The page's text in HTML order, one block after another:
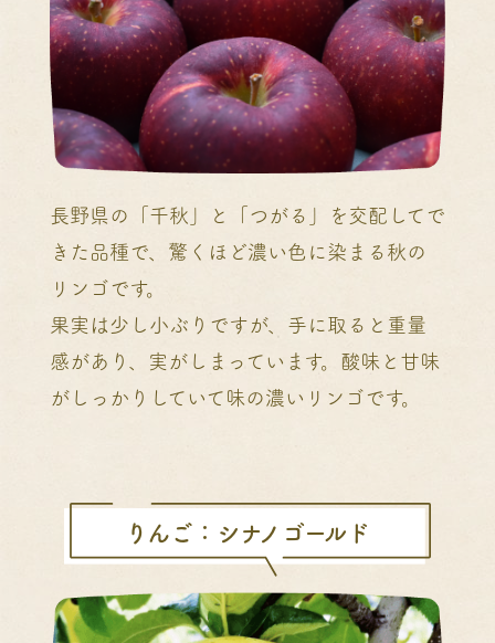
長野県の「千秋」と「つがる」を交配してで
きた品種で、驚くほど濃い色に染まる秋の
リンゴです。
果実は少し小ぶりですが、手に取ると重量
感があり、実がしまっています。酸味と甘味
がしっかりしていて味の濃いリンゴです。
りんご：シナノゴールド